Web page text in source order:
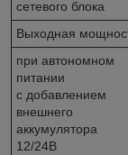
сетевого блока
Выходная
при автономном
питании
с добавлением
внешнего
аккумулятора
12/24В